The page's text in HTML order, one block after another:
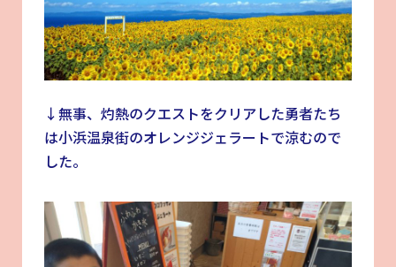
↓無事、灼熱のクエストをクリアした勇者たち
は小浜温泉街のオレンジジェラートで涼むので
した。